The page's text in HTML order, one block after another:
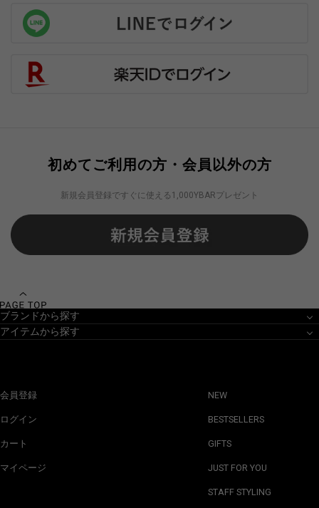
初めてご利用の方・会員以外の方
新規会員登録ですぐに使える1,000YBARプレゼント
ブランドから探す
アイテムから探す
会員登録
ログイン
カート
マイページ
NEW
BESTSELLERS
GIFTS
JUST FOR YOU
STAFF STYLING